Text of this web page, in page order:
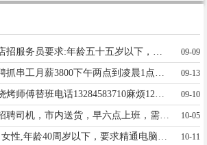
09-09
09-13
09-10
伊春兴盛货站招聘司机，市内送货，早六点上班，需要装卸，长期工作，工资5000+长期工作联系电话：13796480723张18645830332 10-05
10-11